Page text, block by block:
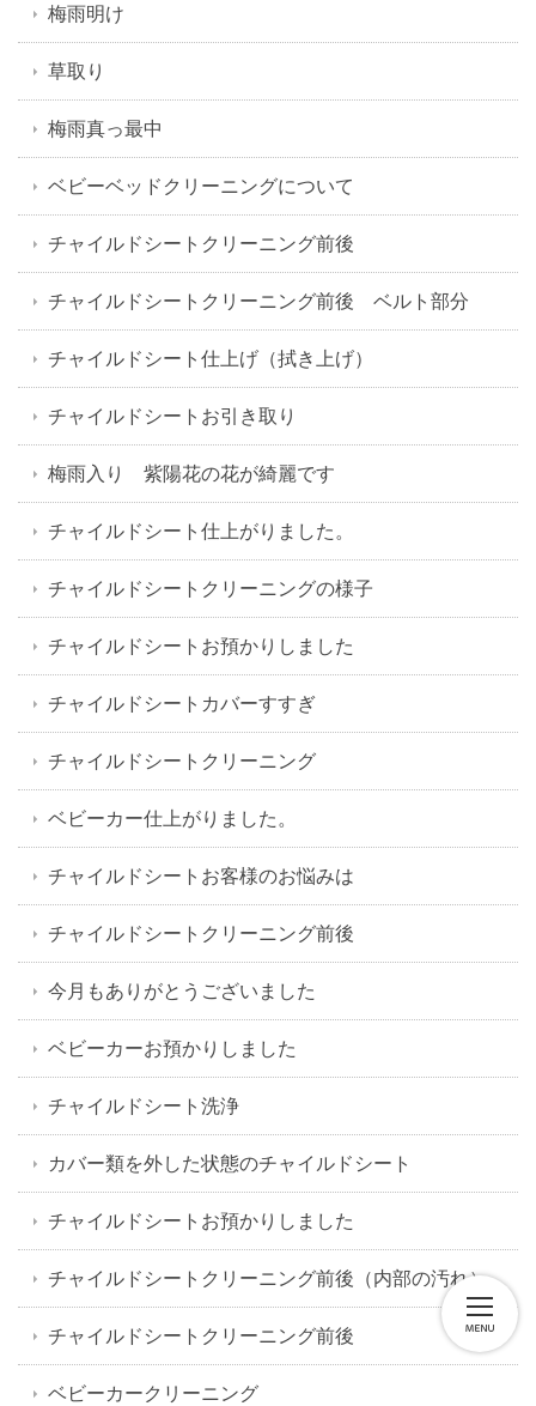
梅雨明け
草取り
梅雨真っ最中
ベビーベッドクリーニングについて
チャイルドシートクリーニング前後
チャイルドシートクリーニング前後 ベルト部分
チャイルドシート仕上げ（拭き上げ）
チャイルドシートお引き取り
梅雨入り 紫陽花の花が綺麗です
チャイルドシート仕上がりました。
チャイルドシートクリーニングの様子
チャイルドシートお預かりしました
チャイルドシートカバーすすぎ
チャイルドシートクリーニング
ベビーカー仕上がりました。
チャイルドシートお客様のお悩みは
チャイルドシートクリーニング前後
今月もありがとうございました
ベビーカーお預かりしました
チャイルドシート洗浄
カバー類を外した状態のチャイルドシート
チャイルドシートお預かりしました
チャイルドシートクリーニング前後（内部の汚れ）
チャイルドシートクリーニング前後
ベビーカークリーニング